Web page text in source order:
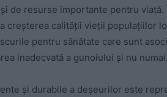
de resurse importante pentru viață.
creșterea calității vieții populațiilor
pentru sănătate care sunt
inadecvată a gunoiului și nu numai.
și durabile a deșeurilor este